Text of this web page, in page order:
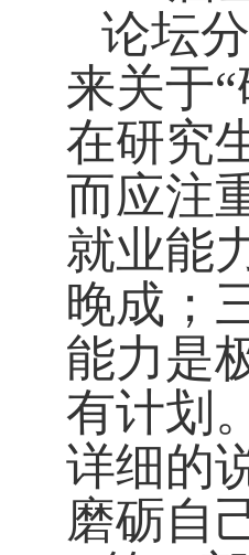
论坛
来关于
在研究
而应注
就业能
晚成；
能力是
有计划
详细的
磨砺自